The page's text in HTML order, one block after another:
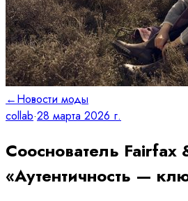
←Новости моды
collab·28 марта 2026 г.
Сооснователь Fairfax
«Аутентичность —